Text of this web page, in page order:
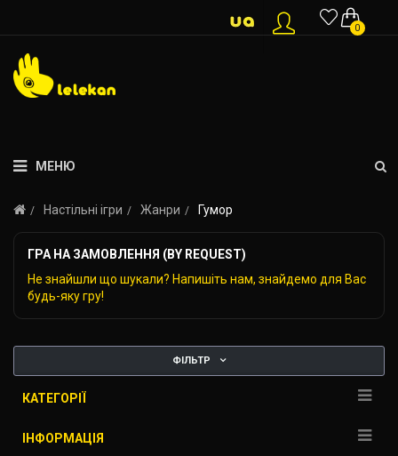
0
МЕНЮ
Настільні ігри Жанри Гумор
ГРА НА ЗАМОВЛЕННЯ (BY REQUEST)
Не знайшли що шукали? Напишіть нам, знайдемо для Вас
будь-яку гру!
ФІЛЬТР
КАТЕГОРІЇ
ІНФОРМАЦІЯ